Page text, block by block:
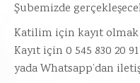
Şubemizde
Katilim için kayıt
Kayıt için 0 545 830 20
yada Whatsapp’dan